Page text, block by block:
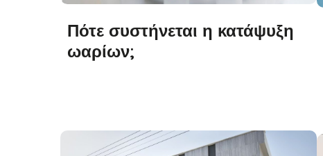
Πότε συστήνεται η κατάψυξη
ωαρίων;